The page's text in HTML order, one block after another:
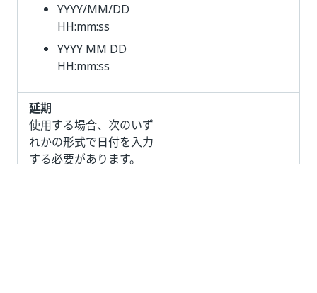
YYYY/MM/DD
HH:mm:ss
YYYY MM DD
HH:mm:ss
延期
使用する場合、次のいず
れかの形式で日付を入力
する必要があります。